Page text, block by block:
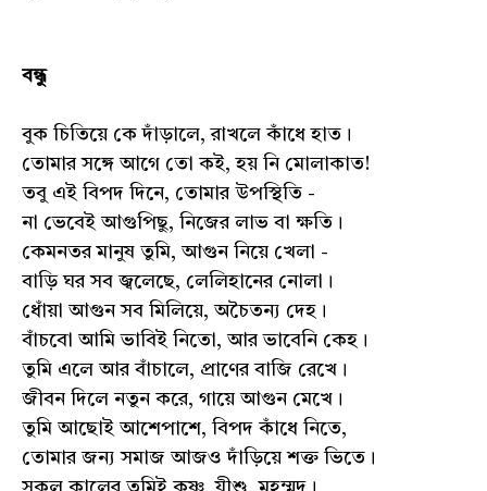
বন্ধু
বুক চিতিয়ে কে দাঁড়ালে, রাখলে কাঁধে হাত।
তোমার সঙ্গে আগে তো কই, হয় নি মোলাকাত!
তবু এই বিপদ দিনে, তোমার উপস্থিতি -
না ভেবেই আগুপিছু, নিজের লাভ বা ক্ষতি।
কেমনতর মানুষ তুমি, আগুন নিয়ে খেলা -
বাড়ি ঘর সব জ্বলেছে, লেলিহানের নোলা।
ধোঁয়া আগুন সব মিলিয়ে, অচৈতন্য দেহ।
বাঁচবো আমি ভাবিই নিতো, আর ভাবেনি কেহ।
তুমি এলে আর বাঁচালে, প্রাণের বাজি রেখে।
জীবন দিলে নতুন করে, গায়ে আগুন মেখে।
তুমি আছোই আশেপাশে, বিপদ কাঁধে নিতে,
তোমার জন্য সমাজ আজও দাঁড়িয়ে শক্ত ভিতে।